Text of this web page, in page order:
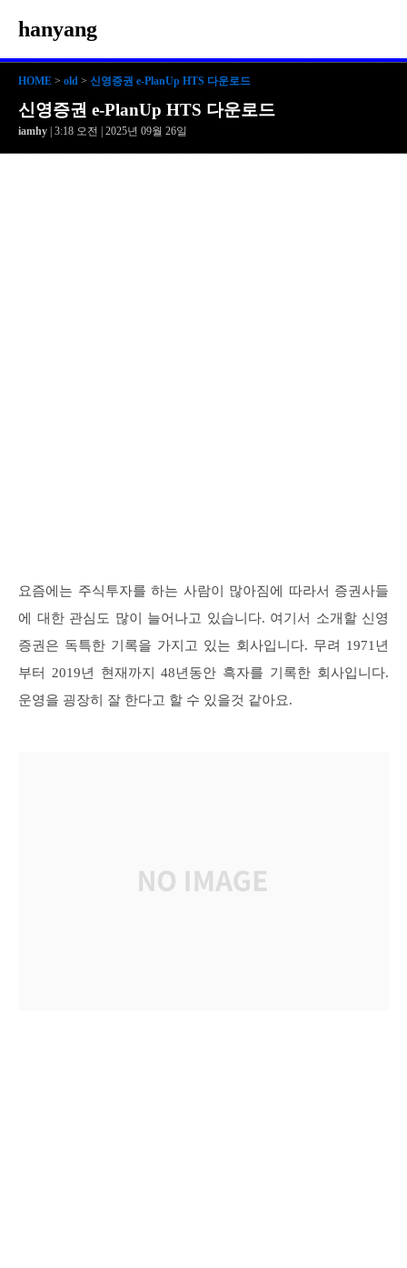
hanyang
HOME > old > 신영증권 e-PlanUp HTS 다운로드
신영증권 e-PlanUp HTS 다운로드
iamhy | 3:18 오전 | 2025년 09월 26일
요즘에는 주식투자를 하는 사람이 많아짐에 따라서 증권사들
에 대한 관심도 많이 늘어나고 있습니다. 여기서 소개할 신영
증권은 독특한 기록을 가지고 있는 회사입니다. 무려 1971년
부터 2019년 현재까지 48년동안 흑자를 기록한 회사입니다.
운영을 굉장히 잘 한다고 할 수 있을것 같아요.